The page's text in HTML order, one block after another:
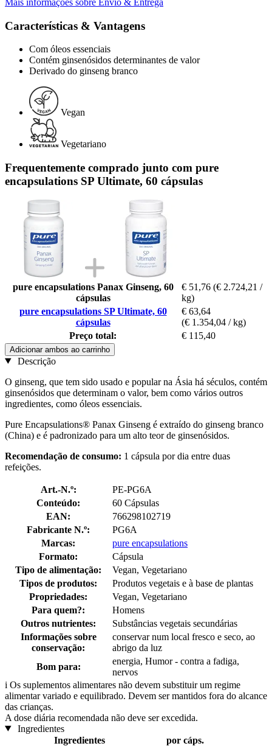
Características & Vantagens
Com óleos essenciais
Contém ginsenósidos determinantes de valor
Derivado do ginseng branco
Vegan
Vegetariano
Frequentemente comprado junto com pure
encapsulations SP Ultimate, 60 cápsulas
pure encapsulations Panax Ginseng, 60
cápsulas
€ 51,76 (€ 2.724,21 /
kg)
pure encapsulations SP Ultimate, 60
cápsulas
€ 63,64
(€ 1.354,04 / kg)
Preço total:
€ 115,40
Adicionar ambos ao carrinho
Descrição
O ginseng, que tem sido usado e popular na Ásia há séculos, contém
ginsenósidos que determinam o valor, bem como vários outros
ingredientes, como óleos essenciais.
Pure Encapsulations® Panax Ginseng é extraído do ginseng branco
(China) e é padronizado para um alto teor de ginsenósidos.
Recomendação de consumo: 1 cápsula por dia entre duas
refeições.
Art.-N.º:
PE-PG6A
Conteúdo:
60 Cápsulas
EAN:
766298102719
Fabricante N.º:
PG6A
Marcas:
pure encapsulations
Formato:
Cápsula
Tipo de alimentação:
Vegan, Vegetariano
Tipos de produtos:
Produtos vegetais e à base de plantas
Propriedades:
Vegan, Vegetariano
Para quem?:
Homens
Outros nutrientes:
Substâncias vegetais secundárias
Informações sobre
conservação:
conservar num local fresco e seco, ao
abrigo da luz
Bom para:
energia, Humor - contra a fadiga,
nervos
i Os suplementos alimentares não devem substituir um regime
alimentar variado e equilibrado. Devem ser mantidos fora do alcance
das crianças.
A dose diária recomendada não deve ser excedida.
Ingredientes
Ingredientes
por cáps.